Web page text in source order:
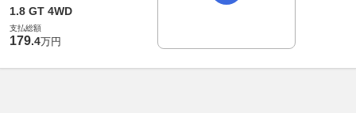
1.8 GT 4WD
支払総額
179.4万円